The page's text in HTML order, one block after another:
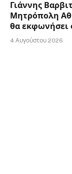
Γιάννης
Μητρόπολη
θα εκφωνήσει
4 Αυγούστου 2026